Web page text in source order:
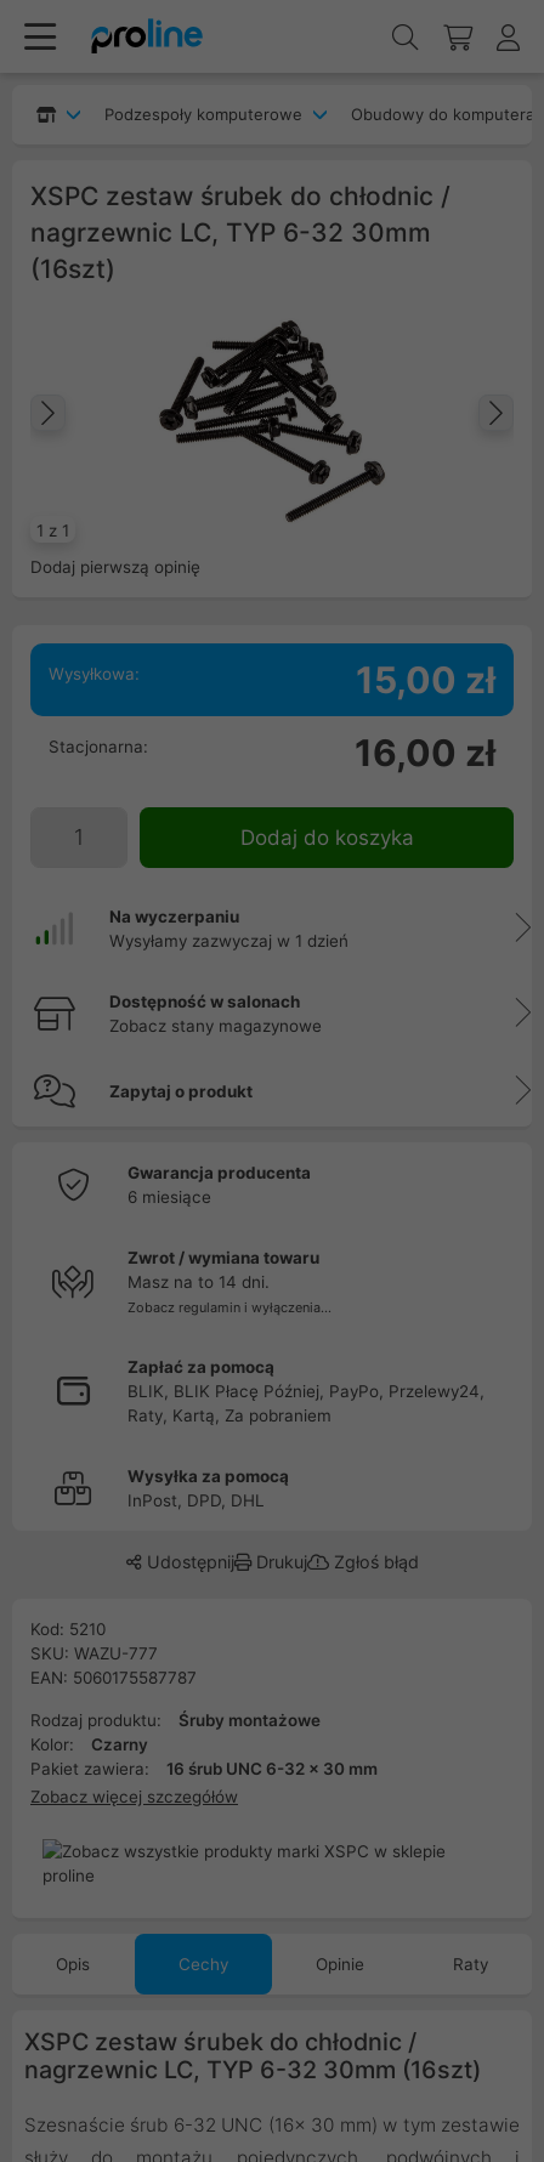
Podzespoły komputerowe Obudowy do komputera
XSPC zestaw śrubek do chłodnic /
nagrzewnic LC, TYP 6-32 30mm
(16szt)
1 z 1
Poprzedni
Dodaj pierwszą opinię
Wysyłkowa: 15,00 zł
Stacjonarna: 16,00 zł
Dodaj do koszyka
Na wyczerpaniu
Wysyłamy zazwyczaj w 1 dzień
Dostępność w salonach
Zobacz stany magazynowe
Zapytaj o produkt
Gwarancja producenta
6 miesiące
Zwrot / wymiana towaru
Masz na to 14 dni.
Zobacz regulamin i wyłączenia...
Zapłać za pomocą
BLIK, BLIK Płacę Później, PayPo, Przelewy24,
Raty, Kartą, Za pobraniem
Wysyłka za pomocą
InPost, DPD, DHL
Udostępnij Drukuj Zgłoś błąd
Kod: 5210
SKU: WAZU-777
EAN: 5060175587787
Rodzaj produktu:
Śruby montażowe
Kolor:
Czarny
Pakiet zawiera:
16 śrub UNC 6-32 x 30 mm
Zobacz więcej szczegółów
Opis Cechy Opinie Raty
XSPC zestaw śrubek do chłodnic /
nagrzewnic LC, TYP 6-32 30mm (16szt)
Szesnaście śrub 6-32 UNC (16x 30 mm) w tym zestawie
służy do montażu pojedynczych, podwójnych i